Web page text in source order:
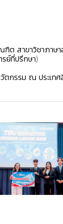
ต สาขาวิชาภาษ
ย์ที่ปรึกษา)
วัตกรรม ณ ประเ